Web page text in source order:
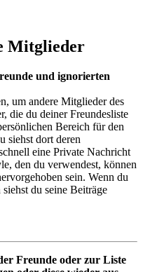
Mitglieder
und ignorierten
um andere Mitglieder des
die du deiner Freundesliste
Bereich für den
siehst dort deren
eine Private Nachricht
den du verwendest, können
sein. Wenn du
du seine Beiträge
Freunde oder zur Liste